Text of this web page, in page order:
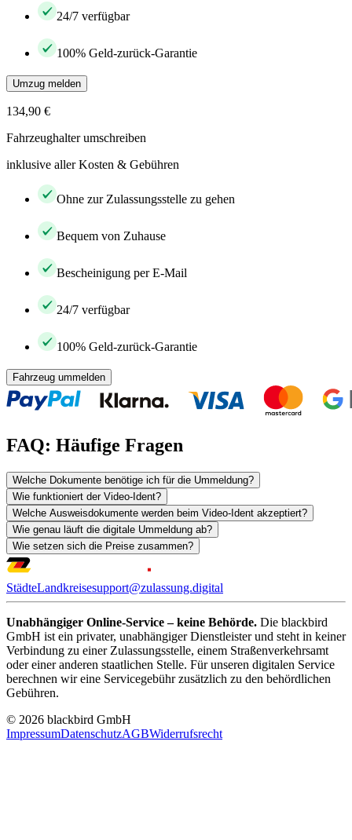
24/7 verfügbar
100% Geld-zurück-Garantie
Umzug melden
134,90 €
Fahrzeughalter umschreiben
inklusive aller Kosten & Gebühren
Ohne zur Zulassungsstelle zu gehen
Bequem von Zuhause
Bescheinigung per E-Mail
24/7 verfügbar
100% Geld-zurück-Garantie
Fahrzeug ummelden
FAQ: Häufige Fragen
Welche Dokumente benötige ich für die Ummeldung?
Wie funktioniert der Video-Ident?
Welche Ausweisdokumente werden beim Video-Ident akzeptiert?
Wie genau läuft die digitale Ummeldung ab?
Wie setzen sich die Preise zusammen?
StädteLandkreisesupport@zulassung.digital
Unabhängiger Online-Service – keine Behörde. Die blackbird
GmbH ist ein privater, unabhängiger Dienstleister und steht in keiner
Verbindung zu einer Zulassungsstelle, einem Straßenverkehrsamt
oder einer anderen staatlichen Stelle. Für unseren digitalen Service
berechnen wir eine Servicegebühr zusätzlich zu den behördlichen
Gebühren.
© 2026 blackbird GmbH
ImpressumDatenschutzAGBWiderrufsrecht